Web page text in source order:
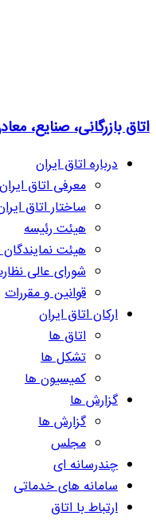
اتاق بازرگانی، صنایع،
درباره اتاق ایران
معرفی اتاق ایران
ساختار اتاق
هیئت رئیسه
هیئت نمایندگان
شورای عالی
قوانین و مقررات
ارکان اتاق ایران
اتاق ها
تشکل ها
کمیسیون ها
گزارش ها
گزارش ها
مجلس
چندرسانه ای
سامانه های خدماتی
ارتباط با اتاق